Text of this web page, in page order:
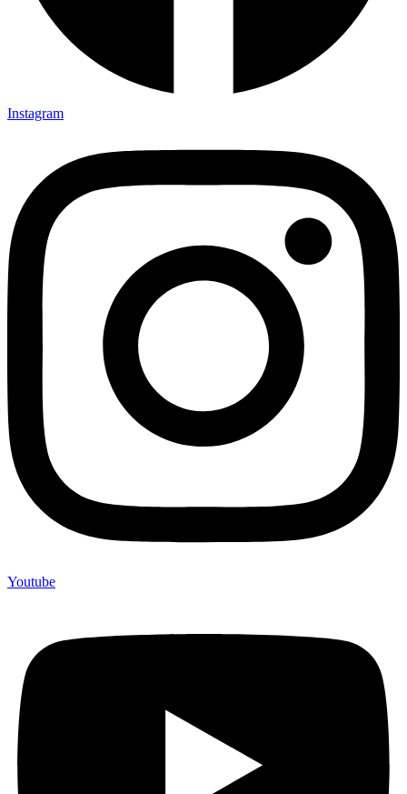
Instagram
Youtube